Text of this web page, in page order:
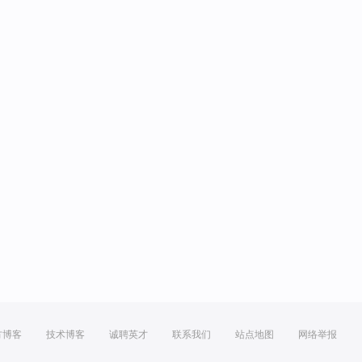
博客 技术博客 诚聘英才 联系我们 站点地图 网络举报